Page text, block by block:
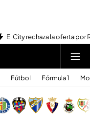
El City rechaza la oferta por
Fútbol Fórmula 1